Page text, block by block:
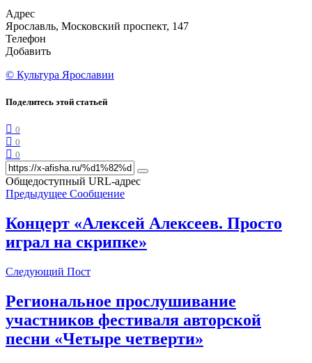
Адрес
Ярославль, Московский проспект, 147
Телефон
Добавить
© Культура Ярославии
Поделитесь этой статьей
0
0
0
Общедоступный URL-адрес
Предыдущее Сообщение
Концерт «Алексей Алексеев. Просто
играл на скрипке»
Следующий Пост
Региональное прослушивание
участников фестиваля авторской
песни «Четыре четверти»